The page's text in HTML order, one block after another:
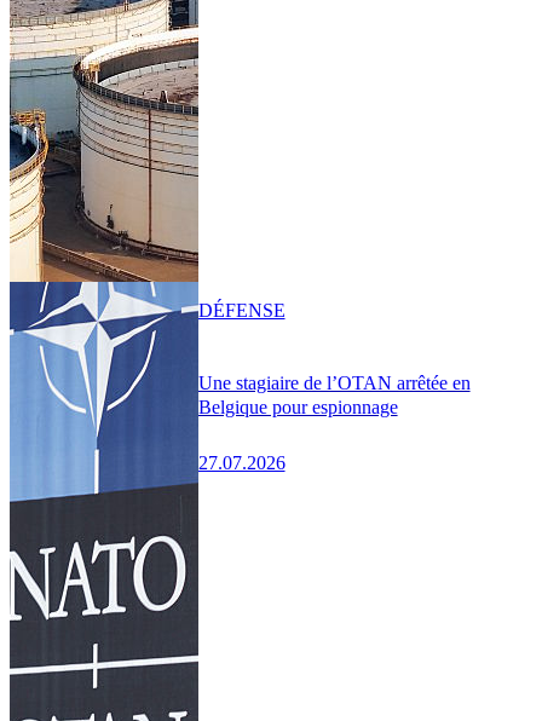
Une stagiaire de l’OTAN arrêtée en
Belgique pour espionnage
27.07.2026
DÉFENSE